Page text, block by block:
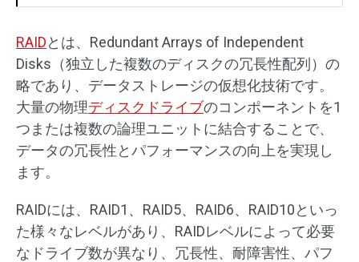
RAIDとは、Redundant Arrays of Independent
Disks（独立した複数のディスクの冗長性配列）の
略であり、データストレージの仮想化技術です。
大量の物理ディスクドライブのコンポーネントを1
つまたは複数の論理ユニットに結合することで、
データの冗長性とパフォーマンスの向上を実現し
ます。
RAIDには、RAID1、RAID5、RAID6、RAID10といっ
た様々なレベルがあり、RAIDレベルによって必要
なドライブ数が異なり、冗長性、耐障害性、パフ